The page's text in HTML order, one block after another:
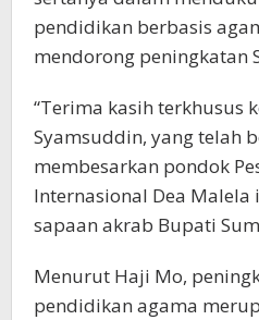
pendidikan berbasis
mendorong peningkatan
“Terima kasih terkhusus
Syamsuddin, yang telah
membesarkan pondok
Internasional Dea Malela
sapaan akrab Bupati
Menurut Haji Mo,
pendidikan agama